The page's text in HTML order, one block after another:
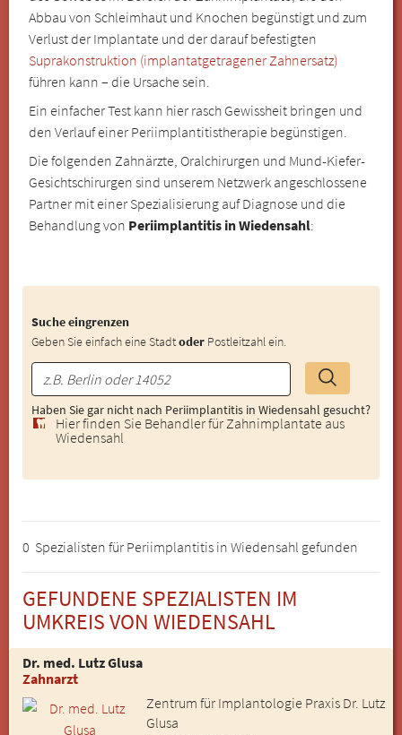
Abbau von Schleimhaut und Knochen begünstigt und zum
Verlust der Implantate und der darauf befestigten
Suprakonstruktion (implantatgetragener Zahnersatz)
führen kann – die Ursache sein.
Ein einfacher Test kann hier rasch Gewissheit bringen und
den Verlauf einer Periimplantitistherapie begünstigen.
Die folgenden Zahnärzte, Oralchirurgen und Mund-Kiefer-
Gesichtschirurgen sind unserem Netzwerk angeschlossene
Partner mit einer Spezialisierung auf Diagnose und die
Behandlung von Periimplantitis in Wiedensahl:
Suche eingrenzen
Geben Sie einfach eine Stadtoder Postleitzahl ein.
Haben Sie gar nicht nach Periimplantitis in Wiedensahl gesucht?
Hier finden Sie Behandler für Zahnimplantate aus
Wiedensahl
0 Spezialisten für Periimplantitis in Wiedensahl gefunden
GEFUNDENE SPEZIALISTEN IM
UMKREIS VON WIEDENSAHL
Dr. med. Lutz Glusa
Zahnarzt
Zentrum für Implantologie Praxis Dr. Lutz
Glusa